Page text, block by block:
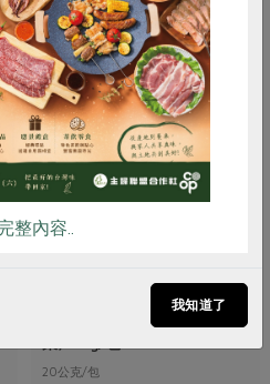
公平貿易咖哩粉-原味(馥
20公克/包
食譜 減硝酸鹽
共同購買
整內容..
我知道了